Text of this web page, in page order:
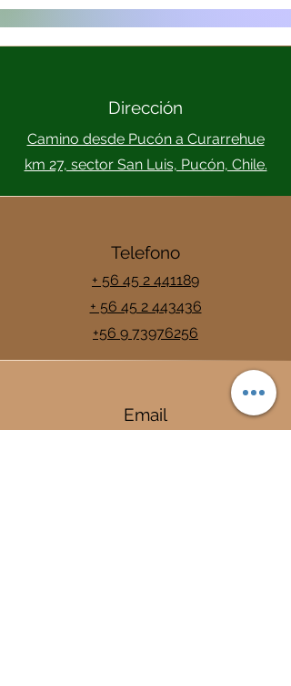
Dirección
Camino desde Pucón a Curarrehue
km 27, sector San Luis, Pucón, Chile.
Telefono
+ 56 45 2 441189
+ 56 45 2 443436
+56 9 73976256
Email